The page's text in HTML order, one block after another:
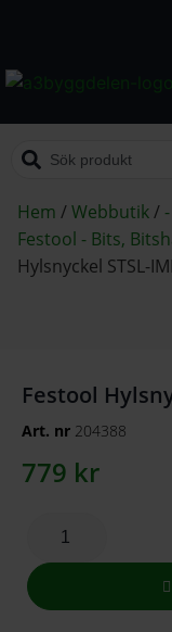
Hem /Webbutik/
Festool - Bits,
Hylsnyckel STSL-
Festool
Art. nr 204388
779 kr